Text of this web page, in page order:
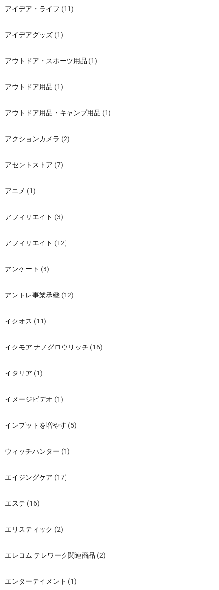
アイデア・ライフ (11)
アイデアグッズ (1)
アウトドア・スポーツ用品 (1)
アウトドア用品 (1)
アウトドア用品・キャンプ用品 (1)
アクションカメラ (2)
アセントストア (7)
アニメ (1)
アフィリエイト (3)
アフィリエイト (12)
アンケート (3)
アントレ事業承継 (12)
イクオス (11)
イクモア ナノグロウリッチ (16)
イタリア (1)
イメージビデオ (1)
インプットを増やす (5)
ウィッチハンター (1)
エイジングケア (17)
エステ (16)
エリスティック (2)
エレコム テレワーク関連商品 (2)
エンターテイメント (1)